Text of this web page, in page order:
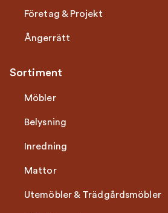
Företag & Projekt
Ångerrätt
Sortiment
Möbler
Belysning
Inredning
Mattor
Utemöbler & Trädgårdsmöbler